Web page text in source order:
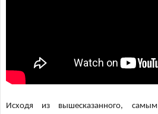
Исходя из вышесказанного,